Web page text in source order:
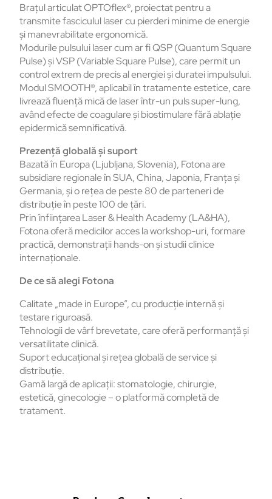
Braţul articulat OPTOflex®, proiectat pentru a
transmite fasciculul laser cu pierderi minime de energie
şi manevrabilitate ergonomică.
Modurile pulsului laser cum ar fi QSP (Quantum Square
Pulse) şi VSP (Variable Square Pulse), care permit un
control extrem de precis al energiei şi duratei impulsului.
Modul SMOOTH®, aplicabil în tratamente estetice, care
livrează fluenţă mică de laser într-un puls super-lung,
având efecte de coagulare şi biostimulare fără ablaţie
epidermică semnificativă.
Prezenţă globală și suport
Bazată în Europa (Ljubljana, Slovenia), Fotona are
subsidiare regionale în SUA, China, Japonia, Franţa şi
Germania, şi o reţea de peste 80 de parteneri de
distribuţie în peste 100 de ţări.
Prin înfiinţarea Laser & Health Academy (LA&HA),
Fotona oferă medicilor acces la workshop-uri, formare
practică, demonstraţii hands-on şi studii clinice
internaţionale.
De ce să alegi Fotona
Calitate „made in Europe”, cu producţie internă şi
testare riguroasă.
Tehnologii de vârf brevetate, care oferă performanţă şi
versatilitate clinică.
Suport educaţional şi reţea globală de service şi
distribuţie.
Gamă largă de aplicaţii: stomatologie, chirurgie,
estetică, ginecologie – o platformă completă de
tratament.